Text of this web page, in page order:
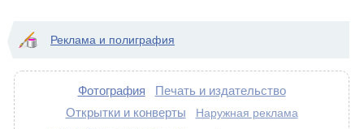
Реклама и полиграфия
Фотография
Печать и издательство
Открытки и конверты
Наружная реклама